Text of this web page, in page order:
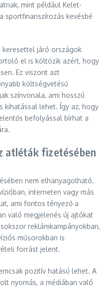
mint például Kelet-
sportfinanszírozás kevésbé
keresettel járó országok
el is költözik azért, hogy
Ez viszont azt
költségvetésű
színvonala, ami hosszú
lehet. Így az, hogy
befolyással bírhat a
atléták fizetésében
nem elhanyagolható.
interneten vagy más
ami fontos tényező a
való megjelenés új ajtókat
reklámkampányokban,
műsorokban is
forrást jelent.
pozitív hatású lehet. A
nyomás, a médiában való